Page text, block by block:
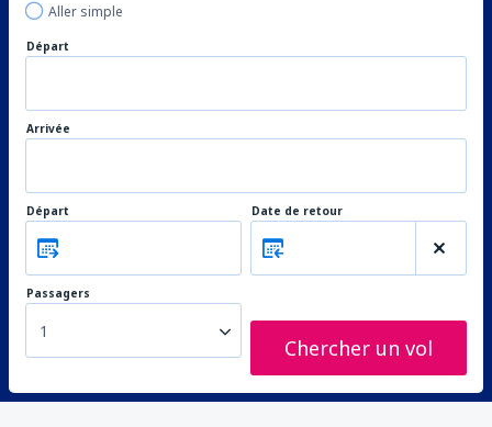
Aller simple
Départ
Arrivée
Départ Date de retour
Passagers
1
Chercher un vol